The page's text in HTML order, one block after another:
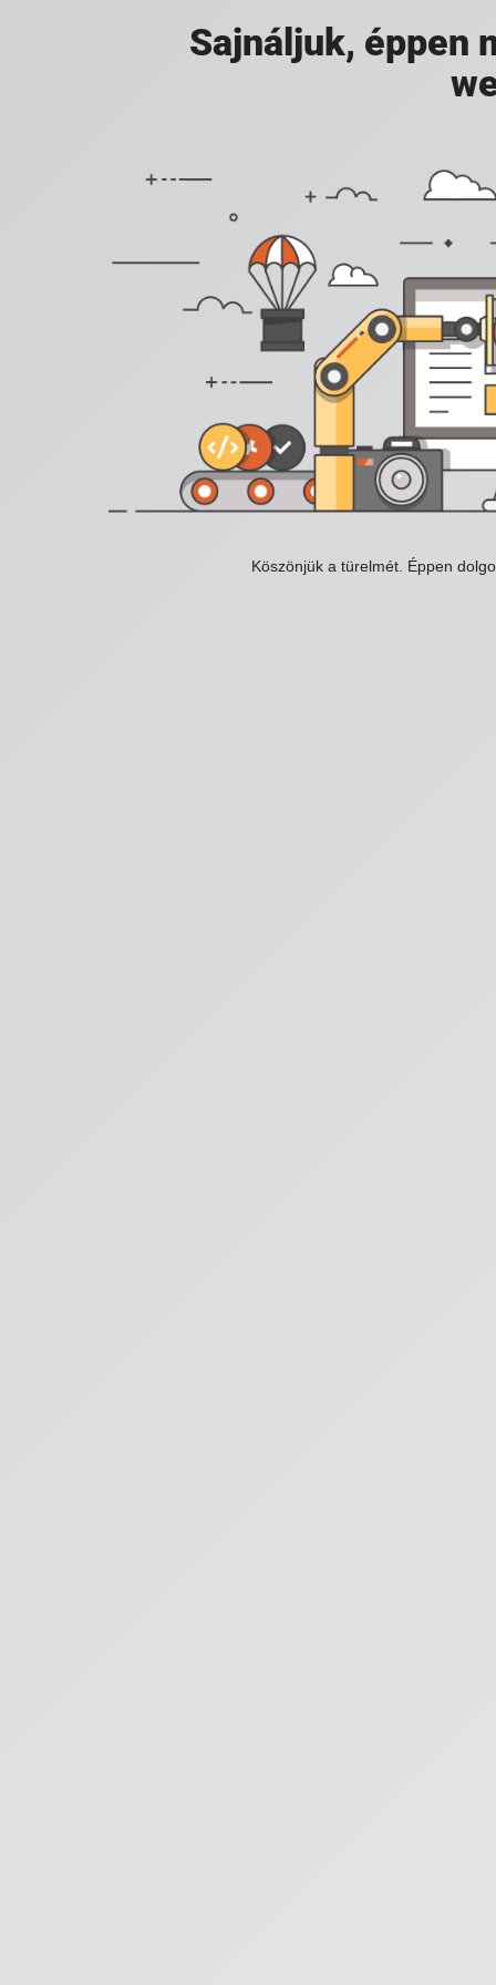
Sajnáljuk, éppen
Köszönjük a türelmét. Éppen